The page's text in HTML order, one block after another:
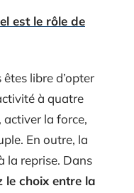
est le rôle de
libre d’opter
à quatre
activer la force,
En outre, la
la reprise. Dans
le choix entre la